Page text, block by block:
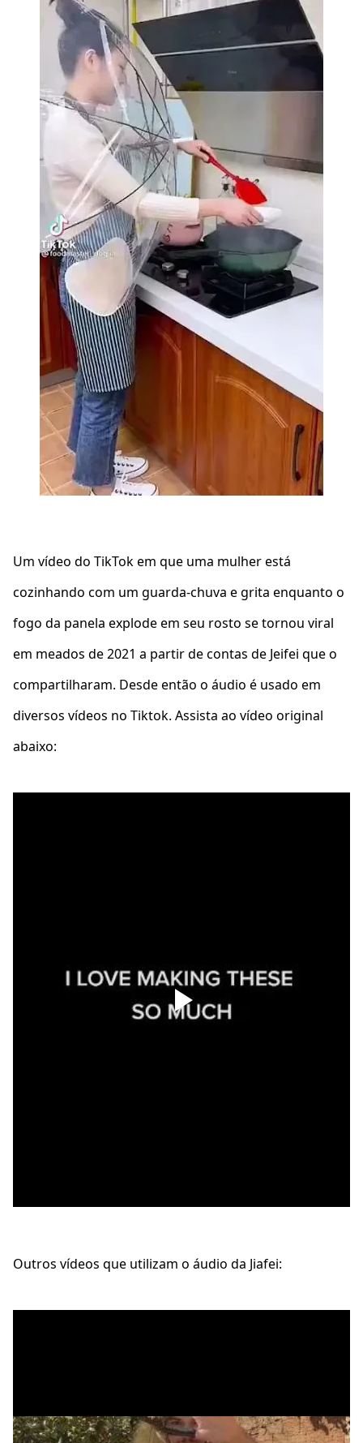
Um vídeo do TikTok em que uma mulher está
cozinhando com um guarda-chuva e grita enquanto o
fogo da panela explode em seu rosto se tornou viral
em meados de 2021 a partir de contas de Jeifei que o
compartilharam. Desde então o áudio é usado em
diversos vídeos no Tiktok. Assista ao vídeo original
abaixo:
Outros vídeos que utilizam o áudio da Jiafei: